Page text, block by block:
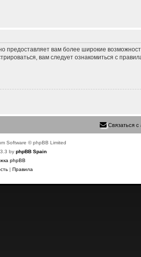
предоставляет вам более широкие
вам следует ознакомиться с
Связаться с
Software © phpBB Limited
by phpBB Spain
phpBB
|Правила